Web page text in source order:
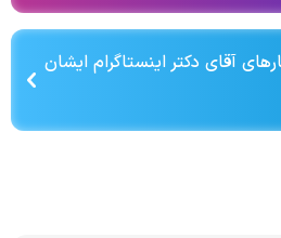
آقای دکتر اینستاگرام ایشان